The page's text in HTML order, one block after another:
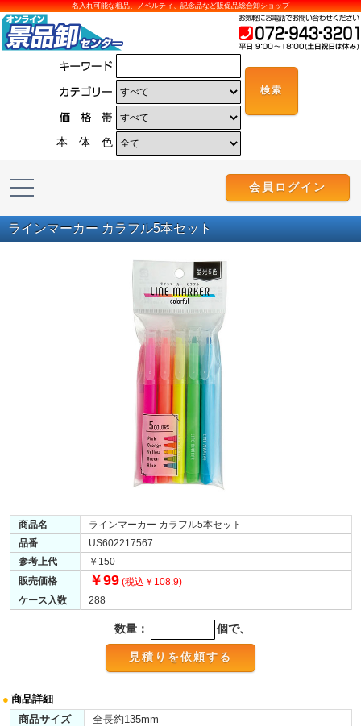
名入れ可能な粗品、ノベルティ、記念品など販促品総合卸ショップ
本 体 色
会員ログイン
ラインマーカー カラフル5本セット
商品名
ラインマーカー カラフル5本セット
品番
US602217567
参考上代
￥150
販売価格
￥99 (税込￥108.9)
ケース入数
288
数量： 個で、
● 商品詳細
商品サイズ
全長約135mm